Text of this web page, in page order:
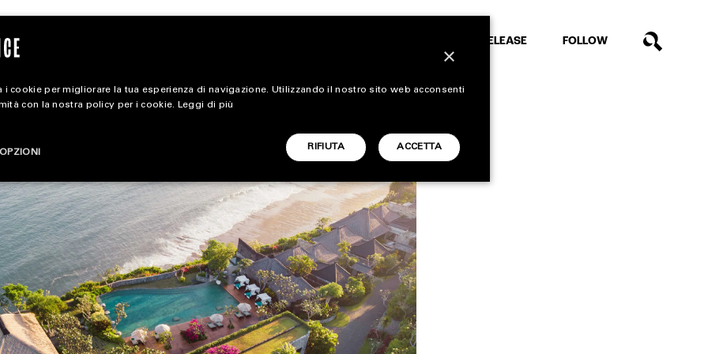
CARICA ALTRI
RELEASE FOLLOW
ALL EXTRA
ART & DESIGN
CINEMA
×
i cookie per migliorare la tua esperienza di navigazione. Utilizzando il nostro sito web acconsenti
con la nostra policy per i cookie. Leggi di più
ACCETTA
RIFIUTA